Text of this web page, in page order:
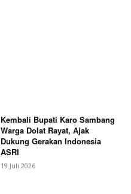
Kembali Bupati Karo Sambang
Warga Dolat Rayat, Ajak
Dukung Gerakan Indonesia
ASRI
19 Juli 2026